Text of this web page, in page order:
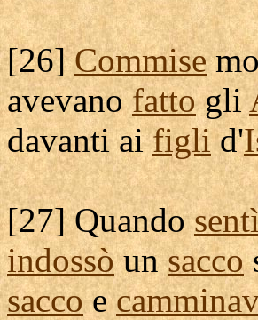
[26]Commise
avevanofattogli
davanti aifiglid'
[27] Quando
indossòunsacco
saccoe